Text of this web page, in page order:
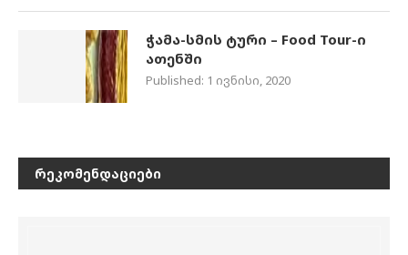
ჭამა-სმის ტური – Food Tour-ი
ათენში
Published: 1 ივნისი, 2020
ᲠᲔᲙᲝᲛᲔᲜᲓᲐᲪᲘᲔᲑᲘ